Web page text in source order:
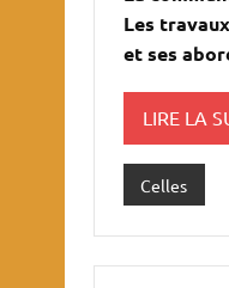
Les
et ses
LIRE LA
Celles